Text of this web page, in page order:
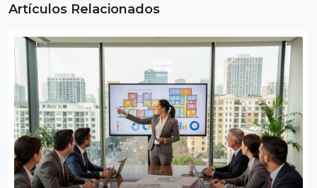
Artículos Relacionados